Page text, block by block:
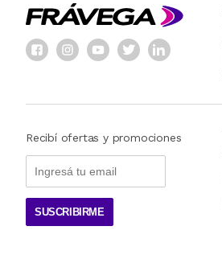
Recibí ofertas y promociones
SUSCRIBIRME